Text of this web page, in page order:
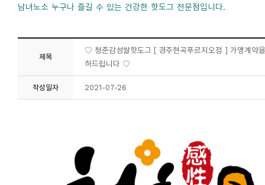
남녀노소 누구나 즐길 수 있는 건강한 핫도그 전문점입니다.
제목
♡ 청춘감성쌀핫도그 [ 경주현곡푸르지오점 ] 가맹계약
하드립니다 ♡
작성일자 2021-07-26